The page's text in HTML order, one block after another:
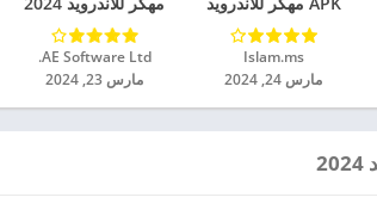
2024
Islam.ms‏
مارس 24, 2024
AE Software Ltd.‏
مارس 23, 2024